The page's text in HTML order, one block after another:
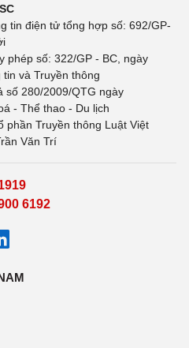
tin điện tử tổng hợp số: 692/GP-
phép số: 322/GP - BC, ngày
và Truyền thông
số 280/2009/QTG ngày
- Thể thao - Du lịch
phần Truyền thông Luật Việt
Văn Trí
6192